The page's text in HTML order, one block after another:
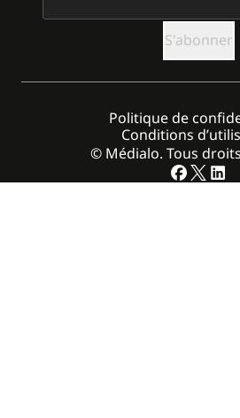
© Médialo. Tous
Politique de
Conditions